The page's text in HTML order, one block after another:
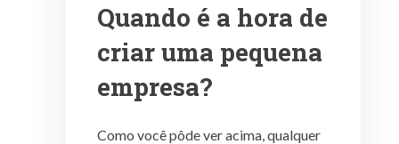
Quando é a hora de
criar uma pequena
empresa?
Como você pôde ver acima, qualquer